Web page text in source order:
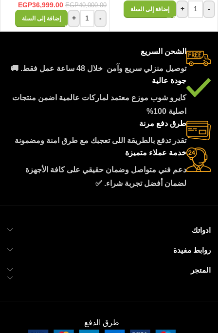
-
+ إضافة إلى السلة
EGP40,000.00
EGP36,999.00
-
+ إضافة إلى السلة
الشحن السريع
توصيل منزلي سريع وآمن خلال 48 ساعة عمل فقط. 🚚
جودة عالية
كايرو شوب موزع معتمد لماركات عالمية اضمن منتجات
اصلية 100%
طرق دفع مرنة
تقدر تدفع بالطريقة اللى تعجبك مع طرق امنة ومضمونة
خدمة عملاء متميزة
دعم فني متواصل وضمان حقيقي على كافة الأجهزة
لضمان أفضل تجربة شراء. ✅
ادواتك
روابط مفيدة
المتجر
طرق الدفع